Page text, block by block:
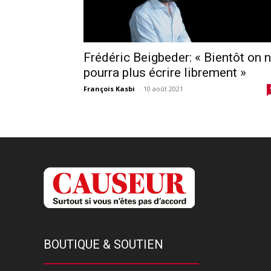
Frédéric Beigbeder: « Bientôt on
pourra plus écrire librement »
François Kasbi - 10 août 2021
BOUTIQUE & SOUTIEN